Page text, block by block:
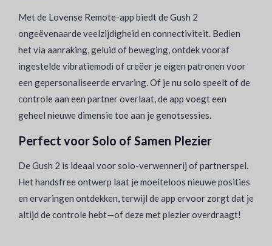
Met de Lovense Remote-app biedt de Gush 2
ongeëvenaarde veelzijdigheid en connectiviteit. Bedien
het via aanraking, geluid of beweging, ontdek vooraf
ingestelde vibratiemodi of creëer je eigen patronen voor
een gepersonaliseerde ervaring. Of je nu solo speelt of de
controle aan een partner overlaat, de app voegt een
geheel nieuwe dimensie toe aan je genotsessies.
Perfect voor Solo of Samen Plezier
De Gush 2 is ideaal voor solo-verwennerij of partnerspel.
Het handsfree ontwerp laat je moeiteloos nieuwe posities
en ervaringen ontdekken, terwijl de app ervoor zorgt dat je
altijd de controle hebt—of deze met plezier overdraagt!